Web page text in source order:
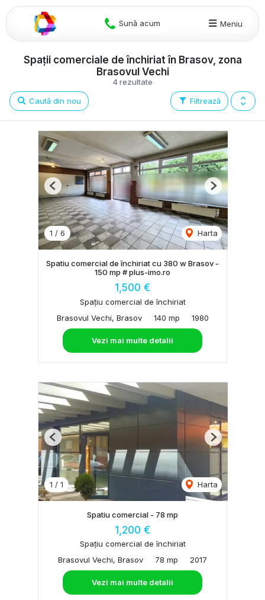
Sună acum Meniu
4 rezultate
Spații comerciale de închiriat în Brasov, zona
Brasovul Vechi
Filtrează
Caută din nou
1 / 6 Harta
Previous Next
Spatiu comercial de închiriat cu 380 w Brasov -
150 mp # plus-imo.ro
1,500 €
Spațiu comercial de închiriat
Brasovul Vechi, Brasov
140 mp 1980
Vezi mai multe detalii
1 / 1 Harta
Previous Next
Spatiu comercial - 78 mp
1,200 €
Spațiu comercial de închiriat
Brasovul Vechi, Brasov
78 mp 2017
Vezi mai multe detalii